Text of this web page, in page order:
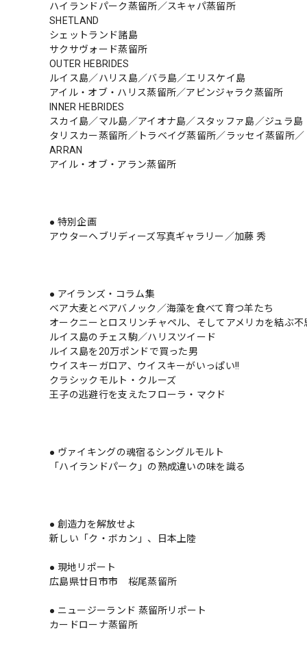
ハイランドパーク蒸留所／スキャパ蒸留所
SHETLAND
シェットランド諸島
サクサヴォード蒸留所
OUTER HEBRIDES
ルイス島／ハリス島／バラ島／エリスケイ島
アイル・オブ・ハリス蒸留所／アビンジャラク蒸留所
INNER HEBRIDES
スカイ島／マル島／アイオナ島／スタッファ島／ジュラ島
タリスカー蒸留所／トラベイグ蒸留所／ラッセイ蒸留所
ARRAN
アイル・オブ・アラン蒸留所
● 特別企画
アウターヘブリディーズ写真ギャラリー／加藤 秀
● アイランズ・コラム集
ベア大麦とベアバノック／海藻を食べて育つ羊たち
オークニーとロスリンチャペル、そしてアメリカを結ぶ不
ルイス島のチェス駒／ハリスツイード
ルイス島を20万ポンドで買った男
ウイスキーガロア、ウイスキーがいっぱい!!
クラシックモルト・クルーズ
王子の逃避行を支えたフローラ・マクド
● ヴァイキングの魂宿るシングルモルト
「ハイランドパーク」の熟成違いの味を識る
● 創造力を解放せよ
新しい「ク・ボカン」、日本上陸
● 現地リポート
広島県廿日市市 桜尾蒸留所
● ニュージーランド 蒸留所リポート
カードローナ蒸留所